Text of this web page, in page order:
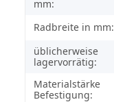
mm:
Radbreite in mm:
üblicherweise
lagervorrätig:
Materialstärke
Befestigung: